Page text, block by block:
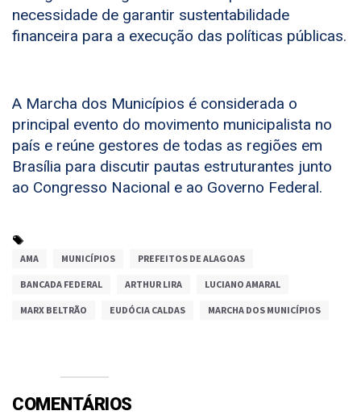
necessidade de garantir sustentabilidade
financeira para a execução das políticas públicas.
A Marcha dos Municípios é considerada o
principal evento do movimento municipalista no
país e reúne gestores de todas as regiões em
Brasília para discutir pautas estruturantes junto
ao Congresso Nacional e ao Governo Federal.
AMA MUNICÍPIOS PREFEITOS DE ALAGOAS
BANCADA FEDERAL ARTHUR LIRA LUCIANO AMARAL
MARX BELTRÃO EUDÓCIA CALDAS MARCHA DOS MUNICÍPIOS
COMENTÁRIOS